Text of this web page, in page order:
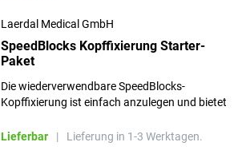
Laerdal Medical GmbH
SpeedBlocks Kopffixierung Starter-
Paket
Die wiederverwendbare SpeedBlocks-
Kopffixierung ist einfach anzulegen und bietet
Lieferbar
| Lieferung in 1-3 Werktagen.